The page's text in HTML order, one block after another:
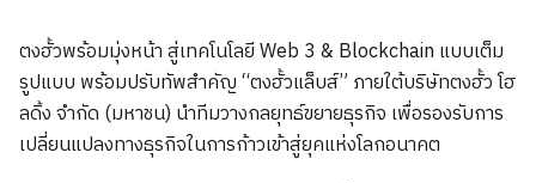
ตงฮั้วพร้อมมุ่งหน้า สู่เทคโนโลยี Web 3 & Blockchain แบบเต็ม
รูปแบบ พร้อมปรับทัพสำคัญ “ตงฮั้วแล็บส์” ภายใต้บริษัทตงฮั้ว โฮ
ลดิ้ง จำกัด (มหาชน) นำทีมวางกลยุทธ์ขยายธุรกิจ เพื่อรองรับการ
เปลี่ยนแปลงทางธุรกิจในการก้าวเข้าสู่ยุคแห่งโลกอนาคต